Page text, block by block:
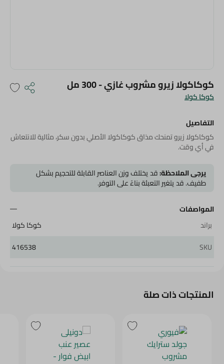
كوكا كولا
كوكاكولا زيرو مشروب غازي - 300 مل
التفاصيل
كوكاكولا زيرو تمنحك مذاق كوكاكولا الأصلي بدون سكر، مثالية للانتعاش
في أي وقت.
يرجى الملاحظة:قد يختلف وزن العناصر القابلة للتحجيم بشكل
طفيف. قد يتغير التعبئة بناءً على التوفر.
المواصفات
براند
كوكا كولا
SKU
416538
المنتجات ذات صلة